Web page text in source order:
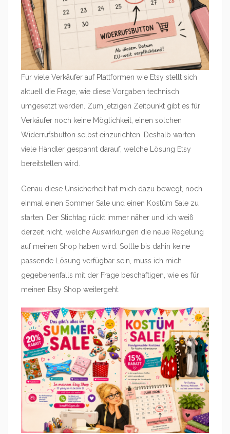
Für viele Verkäufer auf Plattformen wie Etsy stellt sich
aktuell die Frage, wie diese Vorgaben technisch
umgesetzt werden. Zum jetzigen Zeitpunkt gibt es für
Verkäufer noch keine Möglichkeit, einen solchen
Widerrufsbutton selbst einzurichten. Deshalb warten
viele Händler gespannt darauf, welche Lösung Etsy
bereitstellen wird.
Genau diese Unsicherheit hat mich dazu bewegt, noch
einmal einen Sommer Sale und einen Kostüm Sale zu
starten. Der Stichtag rückt immer näher und ich weiß
derzeit nicht, welche Auswirkungen die neue Regelung
auf meinen Shop haben wird. Sollte bis dahin keine
passende Lösung verfügbar sein, muss ich mich
gegebenenfalls mit der Frage beschäftigen, wie es für
meinen Etsy Shop weitergeht.